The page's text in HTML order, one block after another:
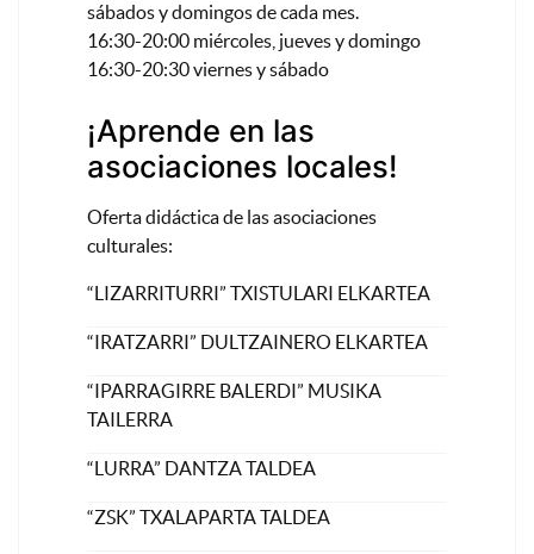
sábados y domingos de cada mes.
16:30-20:00 miércoles, jueves y domingo
16:30-20:30 viernes y sábado
¡Aprende en las
asociaciones locales!
Oferta didáctica de las asociaciones
culturales:
“LIZARRITURRI” TXISTULARI ELKARTEA
“IRATZARRI” DULTZAINERO ELKARTEA
“IPARRAGIRRE BALERDI” MUSIKA
TAILERRA
“LURRA” DANTZA TALDEA
“ZSK” TXALAPARTA TALDEA